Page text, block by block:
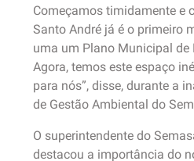
Começamos timidamente e
Santo André já é o primeiro
uma um Plano Municipal de
Agora, temos este espaço
para nós”, disse, durante a
de Gestão Ambiental do
O superintendente do
destacou a importância do